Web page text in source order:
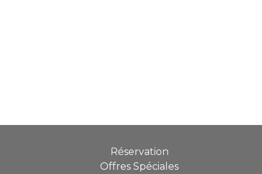
Réservation
Offres Spéciales